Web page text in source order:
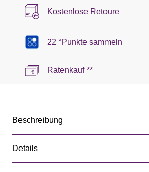
Kostenlose Retoure
22 °Punkte sammeln
Ratenkauf **
Beschreibung
Details